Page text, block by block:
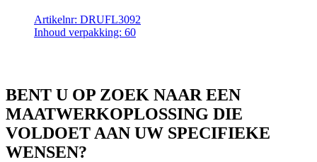
Artikelnr: DRUFL3092
Inhoud verpakking: 60
BENT U OP ZOEK NAAR EEN
MAATWERKOPLOSSING DIE
VOLDOET AAN UW SPECIFIEKE
WENSEN?